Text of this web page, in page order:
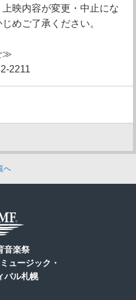
映内容が変更・中止にな
めご了承ください。
≫
2211
へ
音楽祭
ュージック・
バル札幌